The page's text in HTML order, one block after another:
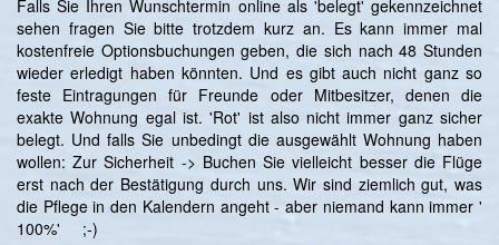
Falls Sie Ihren Wunschtermin online als 'belegt' gekennzeichnet
sehen fragen Sie bitte trotzdem kurz an. Es kann immer mal
kostenfreie Optionsbuchungen geben, die sich nach 48 Stunden
wieder erledigt haben könnten. Und es gibt auch nicht ganz so
feste Eintragungen für Freunde oder Mitbesitzer, denen die
exakte Wohnung egal ist. 'Rot' ist also nicht immer ganz sicher
belegt. Und falls Sie unbedingt die ausgewählt Wohnung haben
wollen: Zur Sicherheit -> Buchen Sie vielleicht besser die Flüge
erst nach der Bestätigung durch uns. Wir sind ziemlich gut, was
die Pflege in den Kalendern angeht - aber niemand kann immer '
100%' ;-)